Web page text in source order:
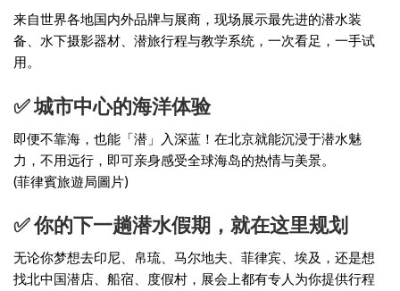
来自世界各地国内外品牌与展商，现场展示最先进的潜水装
备、水下摄影器材、潜旅行程与教学系统，一次看足，一手试
用。
✅ 城市中心的海洋体验
即便不靠海，也能「潜」入深蓝！在北京就能沉浸于潜水魅
力，不用远行，即可亲身感受全球海岛的热情与美景。
(菲律賓旅遊局圖片)
✅ 你的下一趟潜水假期，就在这里规划
无论你梦想去印尼、帛琉、马尔地夫、菲律宾、埃及，还是想
找北中国潜店、船宿、度假村，展会上都有专人为你提供行程